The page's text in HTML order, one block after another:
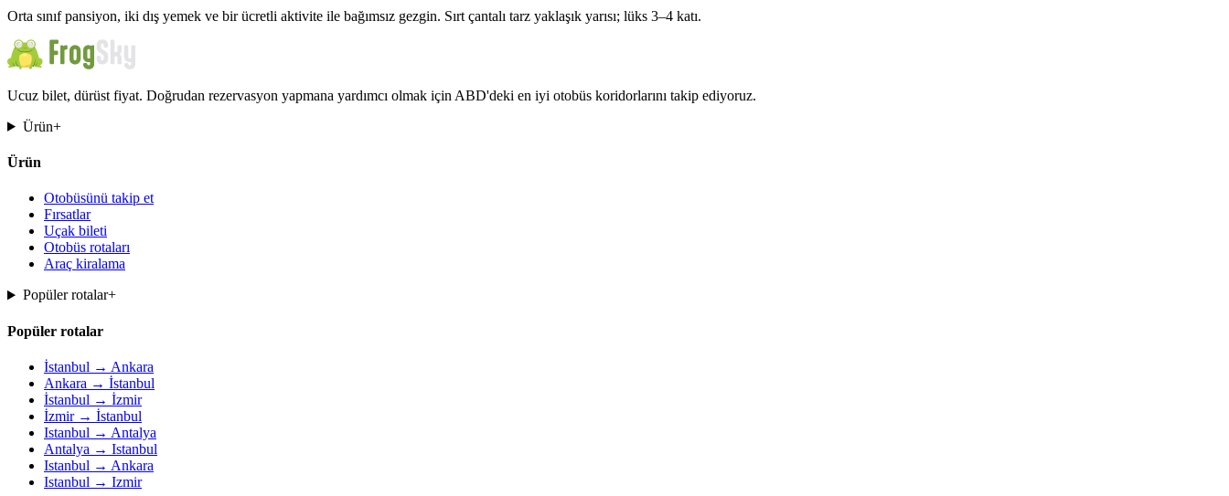
Orta sınıf pansiyon, iki dış yemek ve bir ücretli aktivite ile bağımsız gezgin. Sırt çantalı tarz yaklaşık yarısı; lüks 3–4 katı.
Ucuz bilet, dürüst fiyat. Doğrudan rezervasyon yapmana yardımcı olmak için ABD'deki en iyi otobüs koridorlarını takip ediyoruz.
Ürün+
Ürün
Otobüsünü takip et
Fırsatlar
Uçak bileti
Otobüs rotaları
Araç kiralama
Popüler rotalar+
Popüler rotalar
İstanbul → Ankara
Ankara → İstanbul
İstanbul → İzmir
İzmir → İstanbul
Istanbul → Antalya
Antalya → Istanbul
Istanbul → Ankara
Istanbul → Izmir